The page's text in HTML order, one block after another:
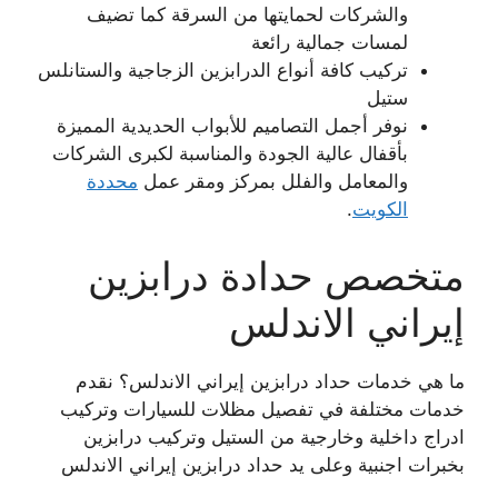
والشركات لحمايتها من السرقة كما تضيف
لمسات جمالية رائعة
تركيب كافة أنواع الدرابزين الزجاجية والستانلس
ستيل
نوفر أجمل التصاميم للأبواب الحديدية المميزة
بأقفال عالية الجودة والمناسبة لكبرى الشركات
والمعامل والفلل بمركز ومقر عمل محددة
الكويت.
متخصص حدادة درابزين
إيراني الاندلس
ما هي خدمات حداد درابزين إيراني الاندلس؟ نقدم
خدمات مختلفة في تفصيل مظلات للسيارات وتركيب
ادراج داخلية وخارجية من الستيل وتركيب درابزين
بخبرات اجنبية وعلى يد حداد درابزين إيراني الاندلس